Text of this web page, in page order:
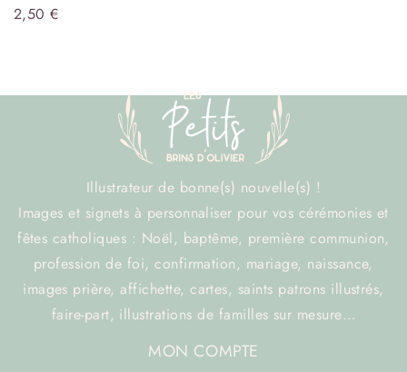
2,50€
Illustrateur de bonne(s) nouvelle(s) !
Images et signets à personnaliser pour vos cérémonies et
fêtes catholiques : Noël, baptême, première communion,
profession de foi, confirmation, mariage, naissance,
images prière, affichette, cartes, saints patrons illustrés,
faire-part, illustrations de familles sur mesure…
MON COMPTE